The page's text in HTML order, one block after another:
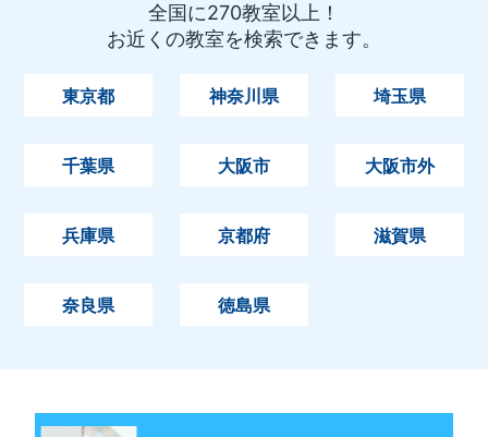
全国に270教室以上！
お近くの教室を検索できます。
東京都 神奈川県 埼玉県
千葉県 大阪市 大阪市外
兵庫県 京都府 滋賀県
奈良県 徳島県